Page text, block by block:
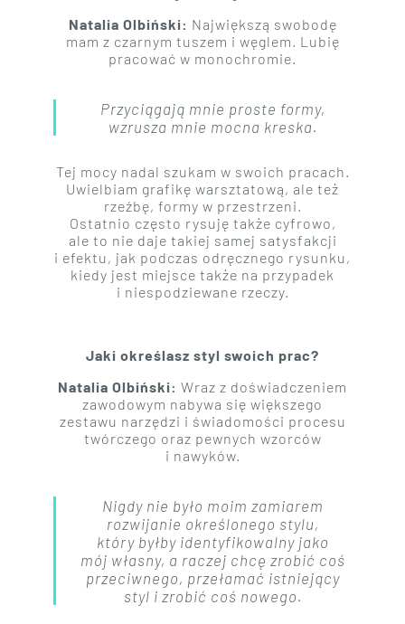
Natalia Olbiński: Największą swobodę
mam z czarnym tuszem i węglem. Lubię
pracować w monochromie.
Przyciągają mnie proste formy,
wzrusza mnie mocna kreska.
Tej mocy nadal szukam w swoich pracach.
Uwielbiam grafikę warsztatową, ale też
rzeźbę, formy w przestrzeni.
Ostatnio często rysuję także cyfrowo,
ale to nie daje takiej samej satysfakcji
i efektu, jak podczas odręcznego rysunku,
kiedy jest miejsce także na przypadek
i niespodziewane rzeczy.
Jaki określasz styl swoich prac?
Natalia Olbiński: Wraz z doświadczeniem
zawodowym nabywa się większego
zestawu narzędzi i świadomości procesu
twórczego oraz pewnych wzorców
i nawyków.
Nigdy nie było moim zamiarem
rozwijanie określonego stylu,
który byłby identyfikowalny jako
mój własny, a raczej chcę zrobić coś
przeciwnego, przełamać istniejący
styl i zrobić coś nowego.